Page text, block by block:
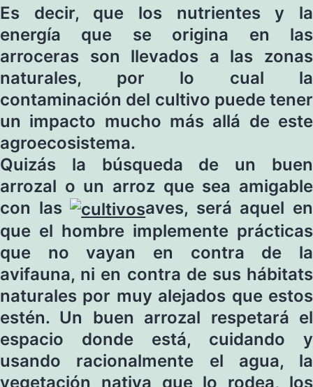
Es decir, que los nutrientes y la
energía que se origina en las
arroceras son llevados a las zonas
naturales, por lo cual la
contaminación del cultivo puede tener
un impacto mucho más allá de este
agroecosistema.
Quizás la búsqueda de un buen
arrozal o un arroz que sea amigable
con las
aves, será aquel en
que el hombre implemente prácticas
que no vayan en contra de la
avifauna, ni en contra de sus hábitats
naturales por muy alejados que estos
estén. Un buen arrozal respetará el
espacio donde está, cuidando y
usando racionalmente el agua, la
vegetación nativa que lo rodea, los